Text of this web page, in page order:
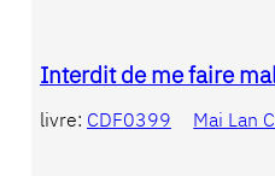
Interdit de me faire
livre: CDF0399 Mai Lan